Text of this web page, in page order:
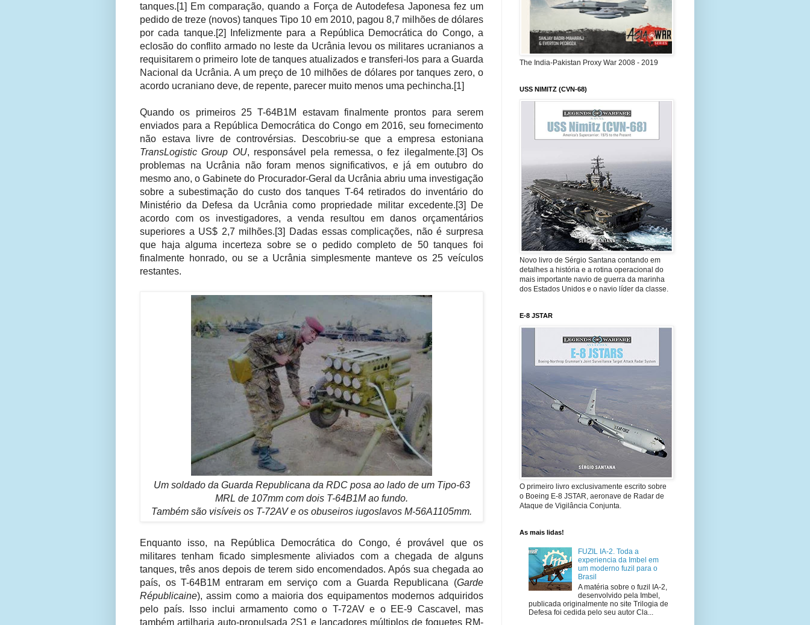
tanques.[1] Em comparação, quando a Força de Autodefesa Japonesa fez um
pedido de treze (novos) tanques Tipo 10 em 2010, pagou 8,7 milhões de dólares
por cada tanque.[2] Infelizmente para a República Democrática do Congo, a
eclosão do conflito armado no leste da Ucrânia levou os militares ucranianos a
requisitarem o primeiro lote de tanques atualizados e transferi-los para a Guarda
Nacional da Ucrânia. A um preço de 10 milhões de dólares por tanques zero, o
acordo ucraniano deve, de repente, parecer muito menos uma pechincha.[1]
Quando os primeiros 25 T-64B1M estavam finalmente prontos para serem
enviados para a República Democrática do Congo em 2016, seu fornecimento
não estava livre de controvérsias. Descobriu-se que a empresa estoniana
TransLogistic Group OU, responsável pela remessa, o fez ilegalmente.[3] Os
problemas na Ucrânia não foram menos significativos, e já em outubro do
mesmo ano, o Gabinete do Procurador-Geral da Ucrânia abriu uma investigação
sobre a subestimação do custo dos tanques T-64 retirados do inventário do
Ministério da Defesa da Ucrânia como propriedade militar excedente.[3] De
acordo com os investigadores, a venda resultou em danos orçamentários
superiores a US$ 2,7 milhões.[3] Dadas essas complicações, não é surpresa
que haja alguma incerteza sobre se o pedido completo de 50 tanques foi
finalmente honrado, ou se a Ucrânia simplesmente manteve os 25 veículos
restantes.
Um soldado da Guarda Republicana da RDC posa ao lado de um Tipo-63
MRL de 107mm com dois T-64B1M ao fundo.
Também são visíveis os T-72AV e os obuseiros iugoslavos M-56A1105mm.
Enquanto isso, na República Democrática do Congo, é provável que os
militares tenham ficado simplesmente aliviados com a chegada de alguns
tanques, três anos depois de terem sido encomendados. Após sua chegada ao
país, os T-64B1M entraram em serviço com a Guarda Republicana (Garde
Républicaine), assim como a maioria dos equipamentos modernos adquiridos
pelo país. Isso inclui armamento como o T-72AV e o EE-9 Cascavel, mas
também artilharia auto-propulsada 2S1 e lançadores múltiplos de foguetes RM-
The India-Pakistan Proxy War 2008 - 2019
USS NIMITZ (CVN-68)
Novo livro de Sérgio Santana contando em
detalhes a história e a rotina operacional do
mais importante navio de guerra da marinha
dos Estados Unidos e o navio líder da classe.
E-8 JSTAR
O primeiro livro exclusivamente escrito sobre
o Boeing E-8 JSTAR, aeronave de Radar de
Ataque de Vigilância Conjunta.
As mais lidas!
FUZIL IA-2. Toda a
experiencia da Imbel em
um moderno fuzil para o
Brasil
A matéria sobre o fuzil IA-2,
desenvolvido pela Imbel,
publicada originalmente no site Trilogia de
Defesa foi cedida pelo seu autor Cla...